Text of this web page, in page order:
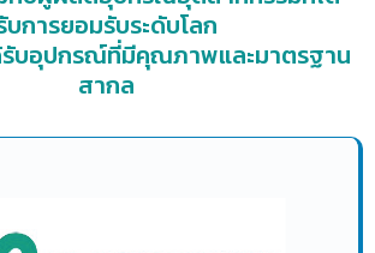
บการยอมรับระดับโลก
รับอุปกรณ์ที่มีคุณภาพและมาตรฐาน
สากล